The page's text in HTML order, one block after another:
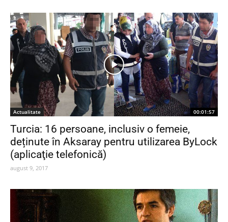
Actualitate 00:01:57
Turcia: 16 persoane, inclusiv o femeie,
deținute în Aksaray pentru utilizarea ByLock
(aplicaţie telefonică)
august 9, 2017